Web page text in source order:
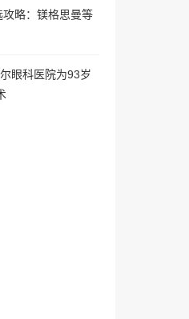
略：镁格思曼等
眼科医院为93岁